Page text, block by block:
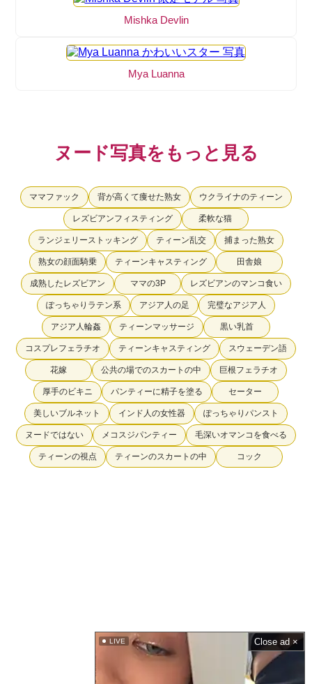
LIVE Close ad ×
Mishka Devlin
Mya Luanna
ヌード写真をもっと見る
ママファック 背が高くて痩せた熟女 ウクライナのティーン
レズビアンフィスティング 柔軟な猫
ランジェリーストッキング ティーン乱交 捕まった熟女
熟女の顔面騎乗 ティーンキャスティング 田舎娘
成熟したレズビアン ママの3P レズビアンのマンコ食い
ぽっちゃりラテン系 アジア人の足 完璧なアジア人
アジア人輪姦 ティーンマッサージ 黒い乳首
コスプレフェラチオ ティーンキャスティング スウェーデン語
花嫁 公共の場でのスカートの中 巨根フェラチオ
厚手のビキニ パンティーに精子を塗る セーター
美しいブルネット インド人の女性器 ぽっちゃりパンスト
ヌードではない メコスジパンティー 毛深いオマンコを食べる
ティーンの視点 ティーンのスカートの中 コック